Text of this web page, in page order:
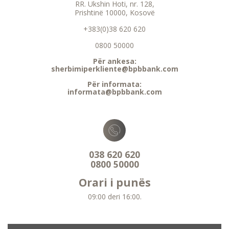
RR. Ukshin Hoti, nr. 128,
Prishtinë 10000, Kosovë
+383(0)38 620 620
0800 50000
Për ankesa:
sherbimiperkliente@bpbbank.com
Për informata:
informata@bpbbank.com
038 620 620
0800 50000
Orari i punës
09:00 deri 16:00.